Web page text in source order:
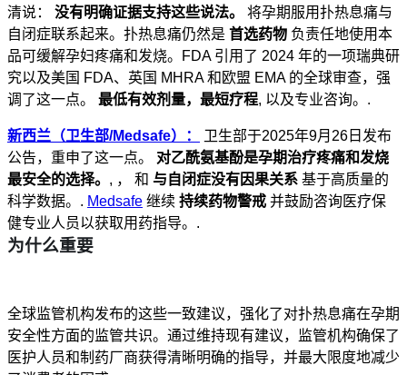
清说： 没有明确证据支持这些说法。
将孕期服用扑热息痛与
自闭症联系起来。扑热息痛仍然是 首选药物 负责任地使用本
品可缓解孕妇疼痛和发烧。FDA 引用了 2024 年的一项瑞典研
究以及美国 FDA、英国 MHRA 和欧盟 EMA 的全球审查，强
调了这一点。 最低有效剂量，最短疗程, 以及专业咨询。.
新西兰（卫生部/Medsafe）：
卫生部于2025年9月26日发布
公告，重申了这一点。 对乙酰氨基酚是孕期治疗疼痛和发烧
最安全的选择。 , ， 和 与自闭症没有因果关系 基于高质量的
科学数据。. Medsafe 继续 持续药物警戒 并鼓励咨询医疗保
健专业人员以获取用药指导。.
为什么重要
全球监管机构发布的这些一致建议，强化了对扑热息痛在孕期
安全性方面的监管共识。通过维持现有建议，监管机构确保了
医护人员和制药厂商获得清晰明确的指导，并最大限度地减少